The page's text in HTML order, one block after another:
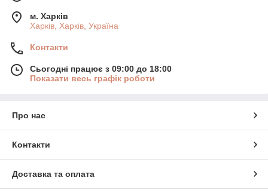
м. Харків
Харків, Харків, Україна
Контакти
Сьогодні працює з 09:00 до 18:00
Показати весь графік роботи
Про нас
Контакти
Доставка та оплата